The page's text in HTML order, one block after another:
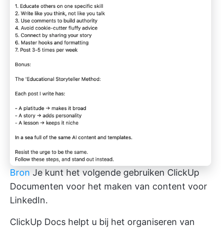
Bron Je kunt het volgende gebruiken ClickUp
Documenten voor het maken van content voor
LinkedIn.
ClickUp Docs helpt u bij het organiseren van